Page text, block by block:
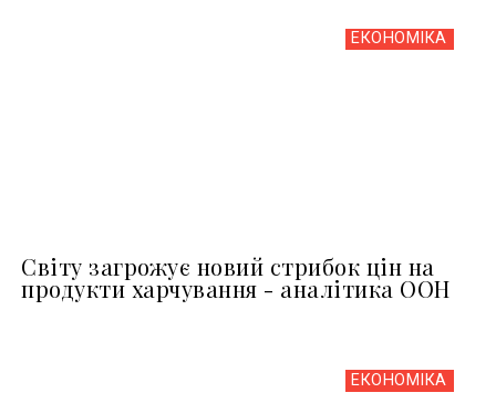
ЕКОНОМІКА
Світу загрожує новий стрибок цін на
продукти харчування - аналітика ООН
ЕКОНОМІКА